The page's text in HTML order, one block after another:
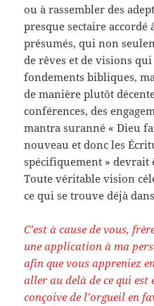
ou à rassembler des
presque sectaire accordé
présumés, qui non
de rêves et de visions
fondements bibliques,
de manière plutôt
conférences, des
mantra suranné « Dieu
nouveau et donc les
spécifiquement » devrait
Toute véritable vision
ce qui se trouve déjà
C’est à cause de vous,
une application à ma
afin que vous appreniez
aller au delà de ce qui est
conçoive de l’orgueil en